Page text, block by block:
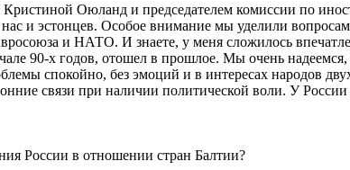
Кристиной Оюланд и председателем комиссии по
и эстонцев. Особое внимание мы уделили
и НАТО. И знаете, у меня сложилось
90-х годов, отошел в прошлое. Мы очень
спокойно, без эмоций и в интересах народов
связи при наличии политической воли. У России
России в отношении стран Балтии?